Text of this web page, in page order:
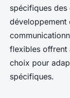
spécifiques
développement
flexibles offrent
choix pour
spécifiques.